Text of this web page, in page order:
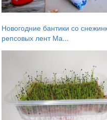
Новогодние бантики со
репсовых лент Ма...